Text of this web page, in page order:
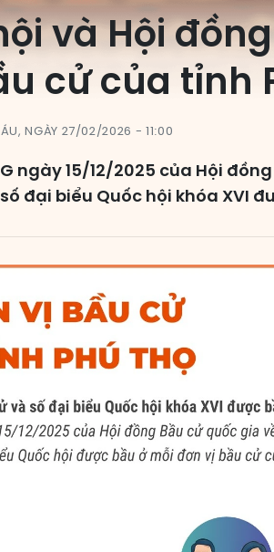
và Hội
cử của tỉnh
NGÀY 27/02/2026 - 11:00
ngày 15/12/2025 của Hội
đại biểu Quốc hội khóa XVI